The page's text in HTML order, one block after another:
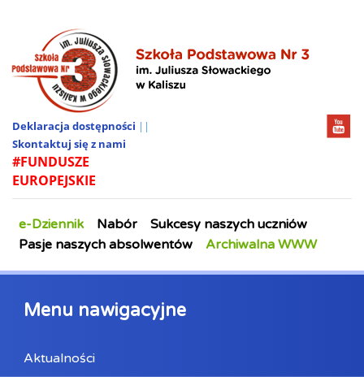
Deklaracja dostępności ||
Skontaktuj się z nami
#FUNDUSZE
EUROPEJSKIE
e-Dziennik Nabór
Sukcesy naszych uczniów
Pasje naszych absolwentów
Archiwalna WWW
Menu nawigacyjne
Aktualności